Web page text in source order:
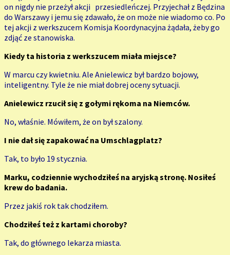
on nigdy nie przeżył akcji przesiedleńczej. Przyjechał z Będzina
do Warszawy i jemu się zdawało, że on może nie wiadomo co. Po
tej akcji z werkszucem Komisja Koordynacyjna żądała, żeby go
zdjąć ze stanowiska.
Kiedy ta historia z werkszucem miała miejsce?
W marcu czy kwietniu. Ale Anielewicz był bardzo bojowy,
inteligentny. Tyle że nie miał dobrej oceny sytuacji.
Anielewicz rzucił się z gołymi rękoma na Niemców.
No, właśnie. Mówiłem, że on był szalony.
I nie dał się zapakować na Umschlagplatz?
Tak, to było 19 stycznia.
Marku, codziennie wychodziłeś na aryjską stronę. Nosiłeś
krew do badania.
Przez jakiś rok tak chodziłem.
Chodziłeś też z kartami choroby?
Tak, do głównego lekarza miasta.